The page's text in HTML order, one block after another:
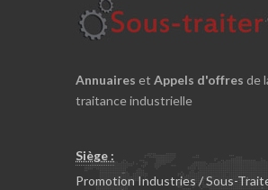
Annuaires et Appels d'offres de
traitance industrielle
Siège :
Promotion Industries / Sous-